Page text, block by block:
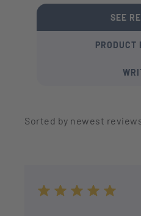
SEE
PRODUCT
Sorted by newest